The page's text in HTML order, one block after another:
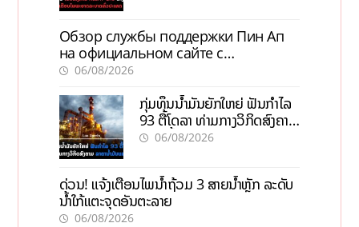
Обзор службы поддержки Пин Ап
на официальном сайте с
актуальной информацией
06/08/2026
ກຸ່ມທຶນນ້ຳມັນຍັກໃຫຍ່ ຟັນກຳໄລ
93 ຕື້ໂດລາ ທ່າມກາງວິກິດສົງຄາມ
ລາຄານໍ້າມັນແພງ
06/08/2026
ດ່ວນ! ແຈ້ງເຕືອນໄພນໍ້າຖ້ວມ 3 ສາຍນໍ້າຫຼັກ ລະດັບ
ນໍ້າໃກ້ແຕະຈຸດອັນຕະລາຍ
06/08/2026